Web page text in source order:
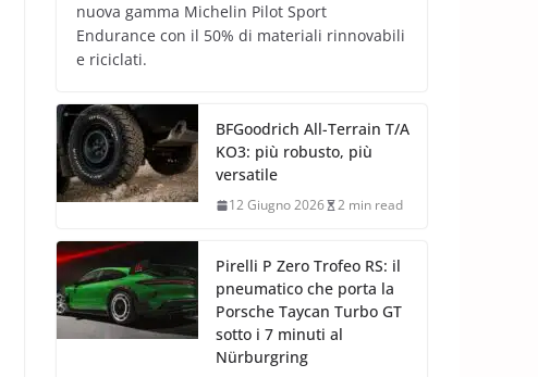
nuova gamma Michelin Pilot Sport
Endurance con il 50% di materiali rinnovabili
e riciclati.
BFGoodrich All-Terrain T/A
KO3: più robusto, più
versatile
12 Giugno 2026 2 min read
Pirelli P Zero Trofeo RS: il
pneumatico che porta la
Porsche Taycan Turbo GT
sotto i 7 minuti al
Nürburgring